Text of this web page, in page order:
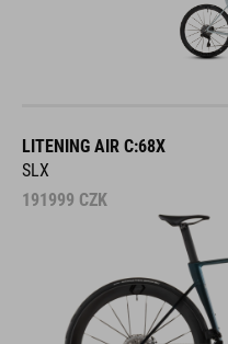
LITENING AIR C:68X
SLX
191999 CZK